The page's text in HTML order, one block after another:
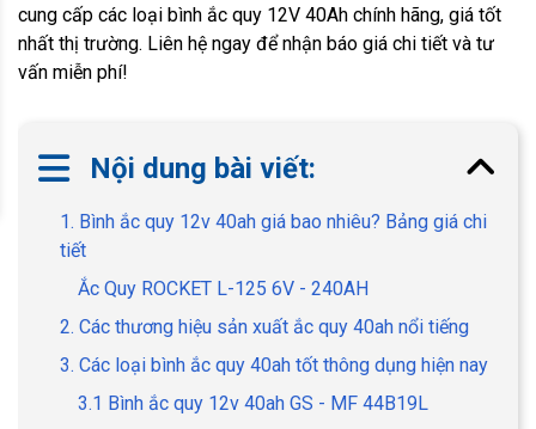
cung cấp các loại bình ắc quy 12V 40Ah chính hãng, giá tốt
nhất thị trường. Liên hệ ngay để nhận báo giá chi tiết và tư
vấn miễn phí!
Nội dung bài viết:
1. Bình ắc quy 12v 40ah giá bao nhiêu? Bảng giá chi
tiết
Ắc Quy ROCKET L-125 6V - 240AH
2. Các thương hiệu sản xuất ắc quy 40ah nổi tiếng
3. Các loại bình ắc quy 40ah tốt thông dụng hiện nay
3.1 Bình ắc quy 12v 40ah GS - MF 44B19L